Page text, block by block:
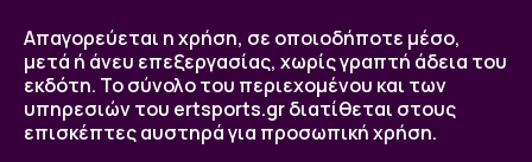
Απαγορεύεται η χρήση, σε οποιοδήποτε μέσο,
μετά ή άνευ επεξεργασίας, χωρίς γραπτή άδεια του
εκδότη. Το σύνολο του περιεχομένου και των
υπηρεσιών του ertsports.gr διατίθεται στους
επισκέπτες αυστηρά για προσωπική χρήση.